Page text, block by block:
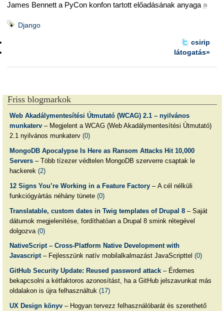
James Bennett a PyCon konfon tartott előadásának anyaga ■
Django
csirip
látogatás»
Friss blogmarkok
Web Akadálymentesítési Útmutató (WCAG) 2.1 – nyilvános
munkaterv– Megjelent a WCAG (Web Akadálymentesítési Útmutató)
2.1 nyilvános munkaterv (0)
MongoDB Apocalypse Is Here as Ransom Attacks Hit 10,000
Servers– Több tízezer védtelen MongoDB szerverre csaptak le
hackerek (2)
12 Signs You’re Working in a Feature Factory– A cél nélküli
funkciógyártás néhány tünete (0)
Translatable, custom dates in Twig templates of Drupal 8– Saját
dátumok megjelenítése, fordíthatóan a Drupal 8 smink rétegével
dolgozva (0)
NativeScript – Cross-Platform Native Development with
Javascript– Fejlesszünk natív mobilalkalmazást JavaScripttel (0)
GitHub Security Update: Reused password attack– Érdemes
bekapcsolni a kétfaktoros azonosítást, ha a GitHub jelszavunkat más
oldalakon is újra felhasználtuk (17)
UX Design könyv– Hogyan tervezz felhasználóbarát és szerethető